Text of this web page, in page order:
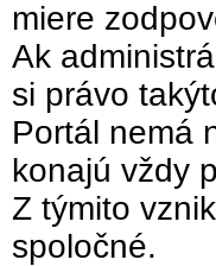
miere
Ak
si právo
Portál nemá
konajú vždy
Z týmito
spoločné.